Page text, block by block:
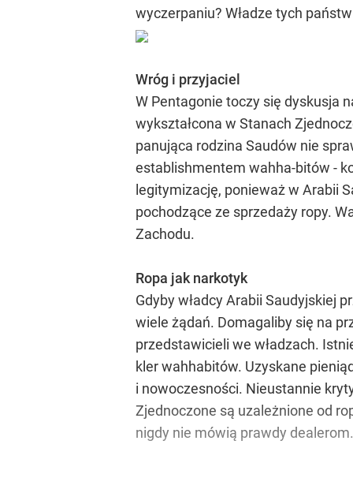
wyczerpaniu? Władze tych
Wróg i przyjaciel
W Pentagonie toczy się dyskusja
wykształcona w Stanach
panująca rodzina Saudów nie
establishmentem wahha-bitów -
legitymizację, ponieważ w Arabii
pochodzące ze sprzedaży ropy.
Zachodu.
Ropa jak narkotyk
Gdyby władcy Arabii Saudyjskiej
wiele żądań. Domagaliby się na
przedstawicieli we władzach.
kler wahhabitów. Uzyskane
i nowoczesności. Nieustannie
Zjednoczone są uzależnione od
nigdy nie mówią prawdy